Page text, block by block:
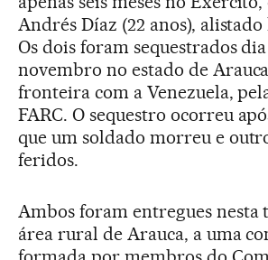
Andrés Díaz (22 anos), alistado
Os dois foram sequestrados
novembro no estado de
fronteira com a Venezuela,
FARC. O sequestro ocorreu
que um soldado morreu e
feridos.
Ambos foram entregues nesta
área rural de Arauca, a uma